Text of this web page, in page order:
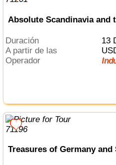
Absolute Scandinavia and
Duración
13
a partir de las
Operador
Treasures of Germany and